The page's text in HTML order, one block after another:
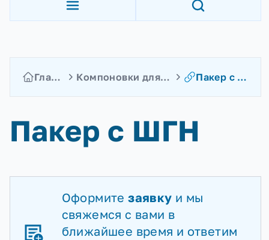
Главная Компоновки для ЛНЭК Пакер с ШГН
Пакер с ШГН
Оформитезаявку и мы
свяжемся с вами в
ближайшее время и ответим